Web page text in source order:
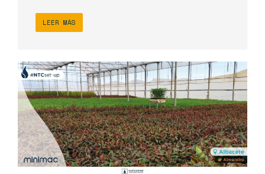
LEER MÁS